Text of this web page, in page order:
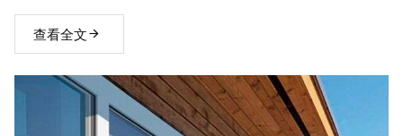
查看全文